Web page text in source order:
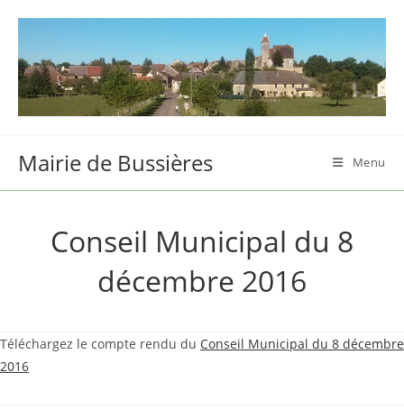
content
Mairie de Bussières Menu
Conseil Municipal du 8
décembre 2016
Téléchargez le compte rendu du Conseil Municipal du 8 décembre
2016